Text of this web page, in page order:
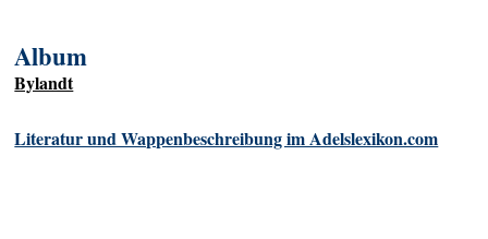
Album
Bylandt
Literatur und Wappenbeschreibung im Adelslexikon.com